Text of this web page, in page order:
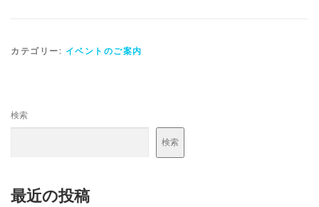
カテゴリー: イベントのご案内
検索
検索
最近の投稿